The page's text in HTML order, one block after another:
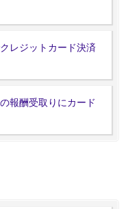
レジットカード決済
報酬受取りにカード